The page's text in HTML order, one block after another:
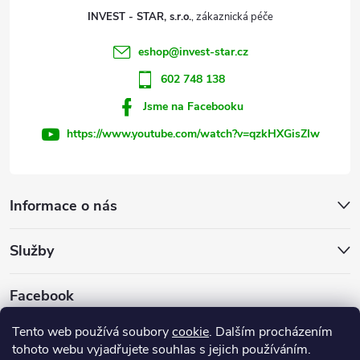
Tento web používá souborycookie. Dalším procházením
tohoto webu vyjadřujete souhlas s jejich používáním.
Informace o nás
Služby
Facebook
INVEST - STAR, s.r.o.
eshop@invest-star.cz
602 748 138
Jsme na Facebooku
https://www.youtube.com/watch?v=qzkHXGisZIw